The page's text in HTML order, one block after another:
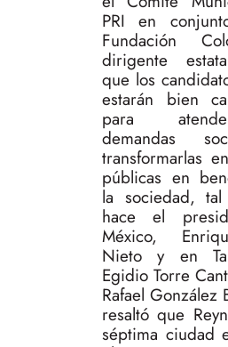
PRI en
Fundación
dirigente
que los
estarán bien
para
demandas
transformarlas
públicas en
la sociedad,
hace el
México,
Nieto y en
Egidio Torre
Rafael González
resaltó que
séptima ciudad